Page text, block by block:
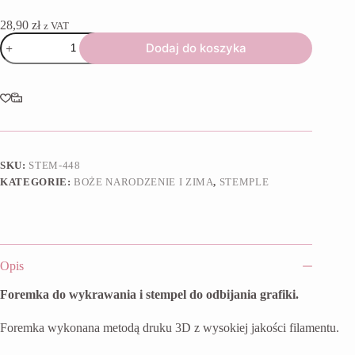
28,90 zł z VAT
ilość
Foremka
Długa
kokarda
Dodaj do koszyka
SKU: STEM-448
KATEGORIE:BOŻE NARODZENIE I ZIMA, STEMPLE
Opis
Foremka do wykrawania i stempel do odbijania grafiki.
Foremka wykonana metodą druku 3D z wysokiej jakości filamentu.